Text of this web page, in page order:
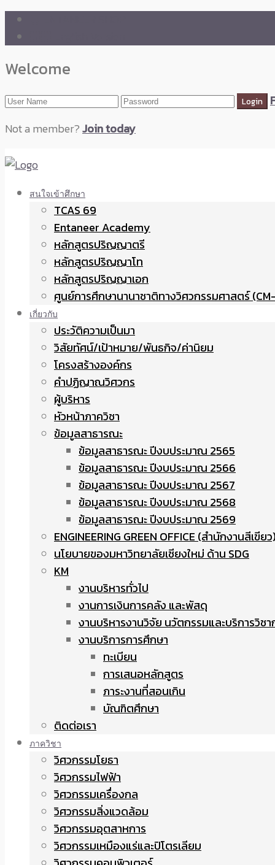
Welcome
Not a member?Join today
สนใจเข้าศึกษา
TCAS 69
Entaneer Academy
หลักสูตรปริญญาตรี
หลักสูตรปริญญาโท
หลักสูตรปริญญาเอก
ศูนย์การศึกษานานาชาติทางวิศวกรรมศาสตร์
เกี่ยวกับ
ประวัติความเป็นมา
วิสัยทัศน์/เป้าหมาย/พันธกิจ/ค่านิยม
โครงสร้างองค์กร
คำปฏิญาณวิศวกร
ผู้บริหาร
หัวหน้าภาควิชา
ข้อมูลสาธารณะ
ข้อมูลสาธารณะ ปีงบประมาณ 2565
ข้อมูลสาธารณะ ปีงบประมาณ 2566
ข้อมูลสาธารณะ ปีงบประมาณ 2567
ข้อมูลสาธารณะ ปีงบประมาณ 2568
ข้อมูลสาธารณะ ปีงบประมาณ 2569
ENGINEERING GREEN OFFICE (สำนักงานสีเขีย
นโยบายของมหาวิทยาลัยเชียงใหม่ ด้าน SDG
KM
งานบริหารทั่วไป
งานการเงินการคลัง และพัสดุ
งานบริหารงานวิจัย นวัตกรรมและบริการวิชา
งานบริการการศึกษา
ทะเบียน
การเสนอหลักสูตร
ภาระงานที่สอนเกิน
บัณฑิตศึกษา
ติดต่อเรา
ภาควิชา
วิศวกรรมโยธา
วิศวกรรมไฟฟ้า
วิศวกรรมเครื่องกล
วิศวกรรมสิ่งแวดล้อม
วิศวกรรมอุตสาหการ
วิศวกรรมเหมืองแร่และปิโตรเลียม